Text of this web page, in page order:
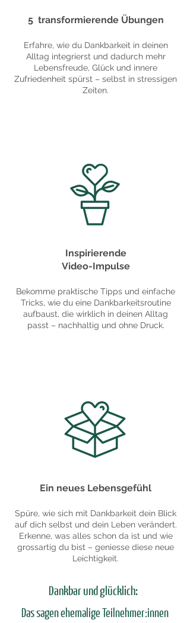
5 transformierende Übungen
Erfahre, wie du Dankbarkeit in deinen
Alltag integrierst und dadurch mehr
Lebensfreude, Glück und innere
Zufriedenheit spürst – selbst in stressigen
Zeiten.
Inspirierende
Video-Impulse
Bekomme praktische Tipps und einfache
Tricks, wie du eine Dankbarkeitsroutine
aufbaust, die wirklich in deinen Alltag
passt – nachhaltig und ohne Druck.
Ein neues Lebensgefühl
Spüre, wie sich mit Dankbarkeit dein Blick
auf dich selbst und dein Leben verändert.
Erkenne, was alles schon da ist und wie
grossartig du bist – geniesse diese neue
Leichtigkeit.
Dankbar und glücklich:
Das sagen ehemalige Teilnehmer:innen